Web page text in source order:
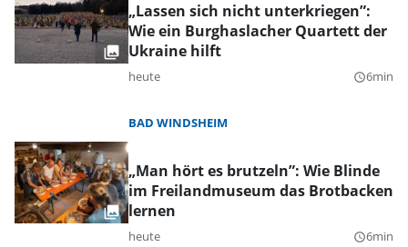
„Lassen sich nicht unterkriegen”:
Wie ein Burghaslacher Quartett der
Ukraine hilft
heute query_builder6min
BAD WINDSHEIM
„Man hört es brutzeln”: Wie Blinde
im Freilandmuseum das Brotbacken
lernen
heute query_builder6min